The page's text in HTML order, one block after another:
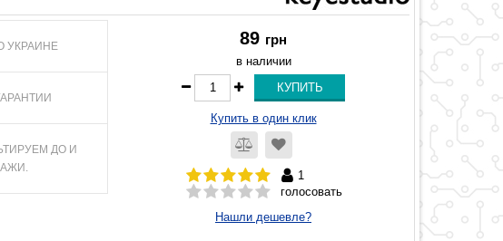
УКРАИНЕ
ДО И
89 грн
в наличии
Купить в один клик
1
голосовать
Нашли дешевле?